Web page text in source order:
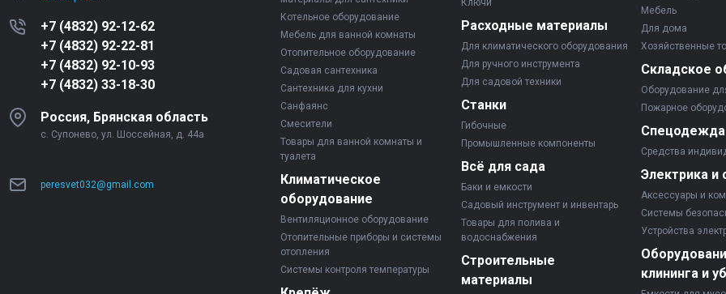
+7 (4832) 92-12-62
+7 (4832) 92-22-81
+7 (4832) 92-10-93
+7 (4832) 33-18-30
Россия, Брянская область
с. Супонево, ул. Шоссейная, д. 44а
peresvet032@gmail.com
Котельное оборудование
Мебель для ванной комнаты
Отопительное оборудование
Садовая сантехника
Сантехника для кухни
Санфаянс
Смесители
Товары для ванной комнаты и
туалета
Климатическое
оборудование
Вентиляционное оборудование
Отопительные приборы и системы
отопления
Системы контроля температуры
Ключи
Расходные материалы
Для климатического оборудования
Для ручного инструмента
Для садовой техники
Станки
Гибочные
Промышленные компоненты
Всё для сада
Баки и емкости
Садовый инструмент и инвентарь
Товары для полива и
водоснабжения
Строительные
материалы
Мебель
Для дома
Хозяйственные
Складское
Оборудование
Пожарное
Средства
Электрика и
Аксессуары и
Системы
Устройства
клининга и